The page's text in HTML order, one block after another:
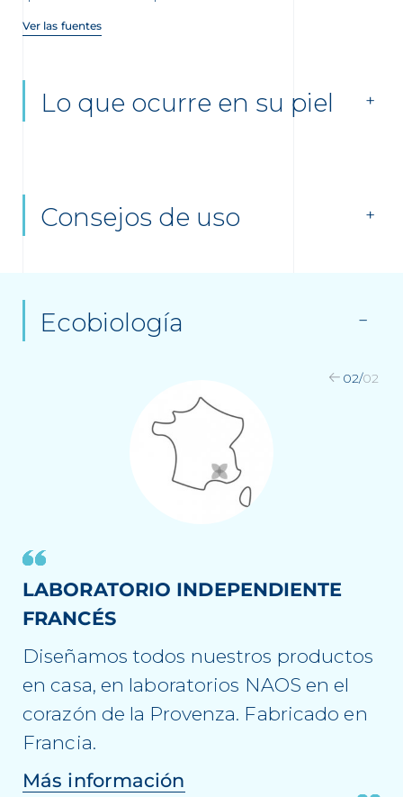
Ver las fuentes
Lo que ocurre en su piel
Consejos de uso
Ecobiología
LABORATORIO INDEPENDIENTE
FRANCÉS
Diseñamos todos nuestros productos
en casa, en laboratorios NAOS en el
corazón de la Provenza. Fabricado en
Francia.
Más información
02/02